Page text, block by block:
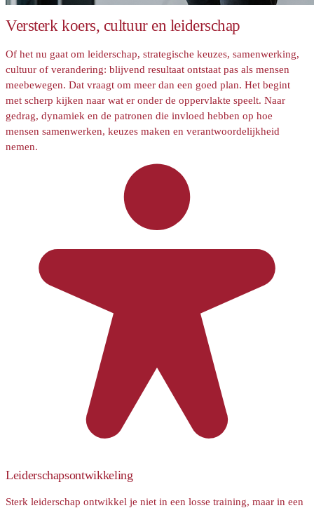
Versterk koers, cultuur en leiderschap
Of het nu gaat om leiderschap, strategische keuzes, samenwerking,
cultuur of verandering: blijvend resultaat ontstaat pas als mensen
meebewegen. Dat vraagt om meer dan een goed plan. Het begint
met scherp kijken naar wat er onder de oppervlakte speelt. Naar
gedrag, dynamiek en de patronen die invloed hebben op hoe
mensen samenwerken, keuzes maken en verantwoordelijkheid
nemen.
Leiderschapsontwikkeling
Sterk leiderschap ontwikkel je niet in een losse training, maar in een